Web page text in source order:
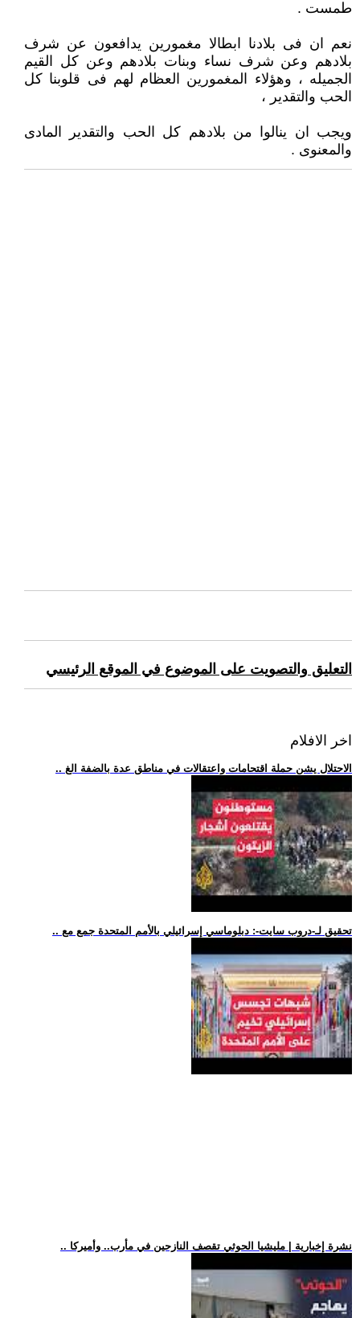
طمست .
نعم ان فى بلادنا ابطالا مغمورين يدافعون عن شرف
بلادهم وعن شرف نساء وبنات بلادهم وعن كل القيم
الجميله ، وهؤلاء المغمورين العظام لهم فى قلوبنا كل
الحب والتقدير ،
ويجب ان ينالوا من بلادهم كل الحب والتقدير المادى
والمعنوى .
التعليق والتصويت على الموضوع في الموقع الرئيسي
اخر الافلام
.. الاحتلال يشن حملة اقتحامات واعتقالات في مناطق عدة بالضفة الغ
.. تحقيق لـ-دروب سايت-: دبلوماسي إسرائيلي بالأمم المتحدة جمع مع
.. نشرة إخبارية | مليشيا الحوثي تقصف النازحين في مأرب.. وأميركا